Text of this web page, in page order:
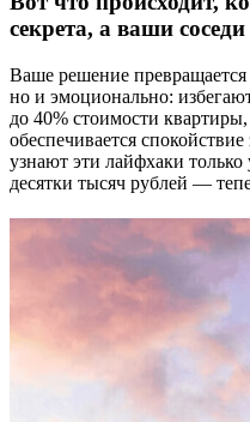
секрета, а ваши
Ваше решение
но и эмоционально:
до 40% стоимости
обеспечивается
узнают эти лайфхаки только
десятки тысяч рублей —